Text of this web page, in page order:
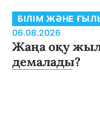
БІЛІМ ЖӘНЕ
06.08.2026
Жаңа оқу
демалады?